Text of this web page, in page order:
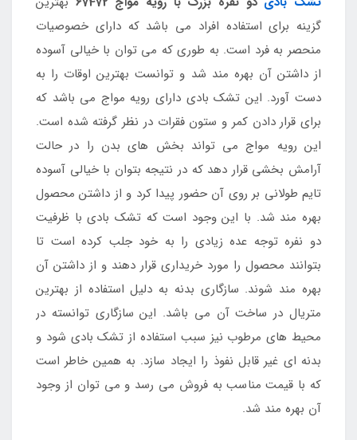
گزینه برای استفاده افراد می باشد که دارای خصوصیات
منحصر به فرد است. به طوری که می توان با خیالی آسوده
از داشتن آن بهره مند شد و توانست بهترین اوقات را به
دست آورد. این تشک بادی دارای رویه مواج می باشد که
برای قرار دادن کمر و ستون فقرات در نظر گرفته شده است.
این رویه مواج می تواند بخش های بدن را در حالت
آرامش بخشی قرار دهد که در نتیجه بتوان با خیالی آسوده
تایم طولانی بر روی آن حضور پیدا کرد و از داشتن محصول
بهره مند شد. با این وجود است که تشک بادی با ظرفیت
دو نفره توجه عده زیادی را به خود جلب کرده است تا
بتوانند محصول را مورد خریداری قرار دهند و از داشتن آن
بهره مند شوند. سازگاری بدنه به دلیل استفاده از بهترین
متریال در ساخت آن می باشد. این سازگاری توانسته در
محیط های مرطوب نیز سبب استفاده از تشک بادی شود و
بدنه ای غیر قابل نفوذ را ایجاد سازد. به همین خاطر است
که با قیمت مناسب به فروش می رسد و می توان از وجود
آن بهره مند شد.